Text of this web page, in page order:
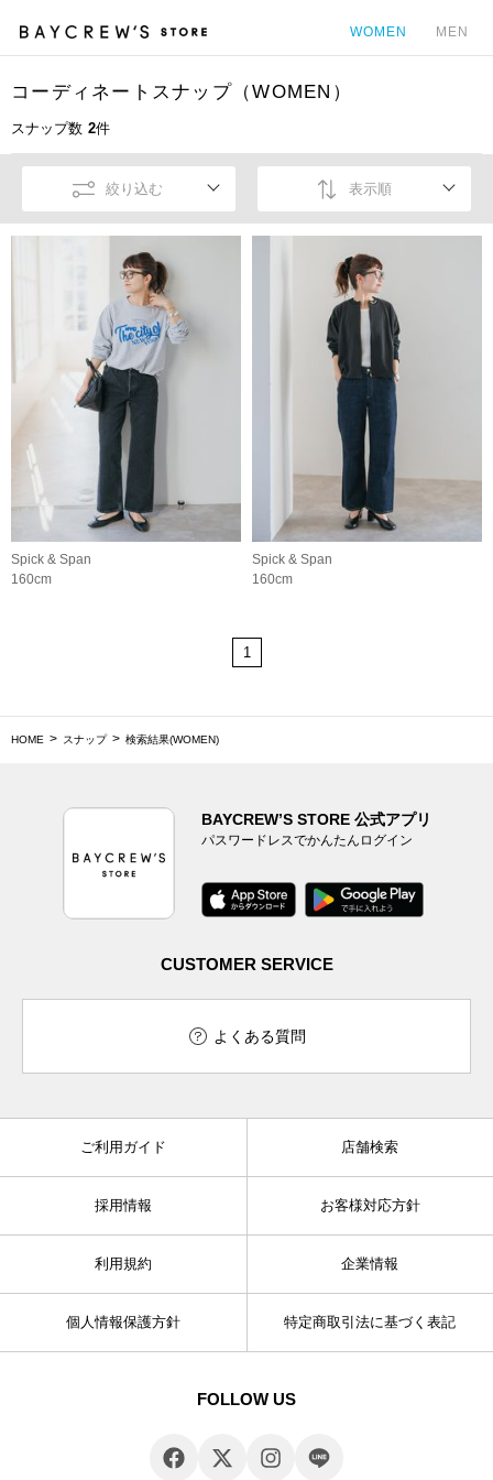
WOMEN MEN
コーディネートスナップ（WOMEN）
スナップ数 2件
絞り込む 表示順
Spick & Span
160cm
Spick & Span
160cm
1
HOME スナップ 検索結果(WOMEN)
BAYCREW’S STORE 公式アプリ
パスワードレスでかんたんログイン
CUSTOMER SERVICE
よくある質問
ご利用ガイド 店舗検索
採用情報 お客様対応方針
利用規約 企業情報
個人情報保護方針 特定商取引法に基づく表記
FOLLOW US